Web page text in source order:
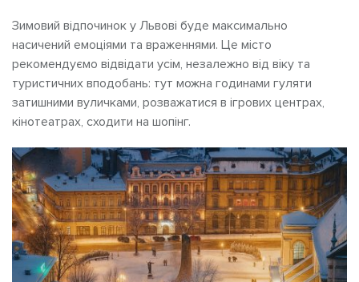
Зимовий відпочинок у Львові буде максимально
насичений емоціями та враженнями. Це місто
рекомендуємо відвідати усім, незалежно від віку та
туристичних вподобань: тут можна годинами гуляти
затишними вуличками, розважатися в ігрових центрах,
кінотеатрах, сходити на шопінг.